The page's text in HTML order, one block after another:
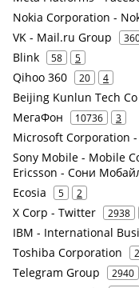
Nokia Corporation -
VK - Mail.ru Group
Blink 58 5
Qihoo 360 20 4
Beijing Kunlun Tech
МегаФон 10736 3
Microsoft Corporation
Sony Mobile - Mobile
Ericsson - Сони
Ecosia 5 2
X Corp - Twitter 2938
IBM - International
Toshiba Corporation
Telegram Group 2940